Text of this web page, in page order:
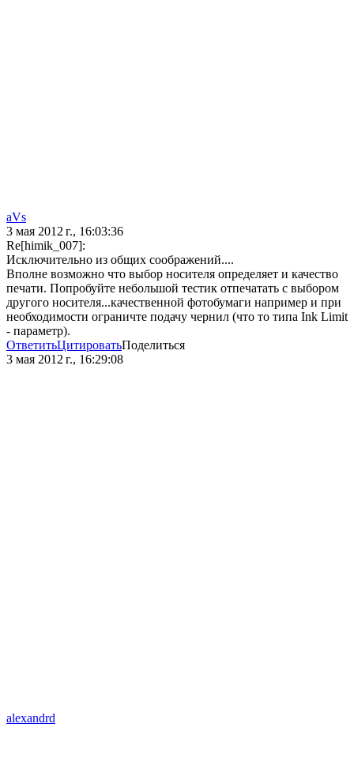
aVs
3 мая 2012 г., 16:03:36
Re[himik_007]:
Исключительно из общих соображений....
Вполне возможно что выбор носителя определяет и качество
печати. Попробуйте небольшой тестик отпечатать с выбором
другого носителя...качественной фотобумаги например и при
необходимости ограничте подачу чернил (что то типа Ink Limit
- параметр).
ОтветитьЦитироватьПоделиться
3 мая 2012 г., 16:29:08
alexandrd